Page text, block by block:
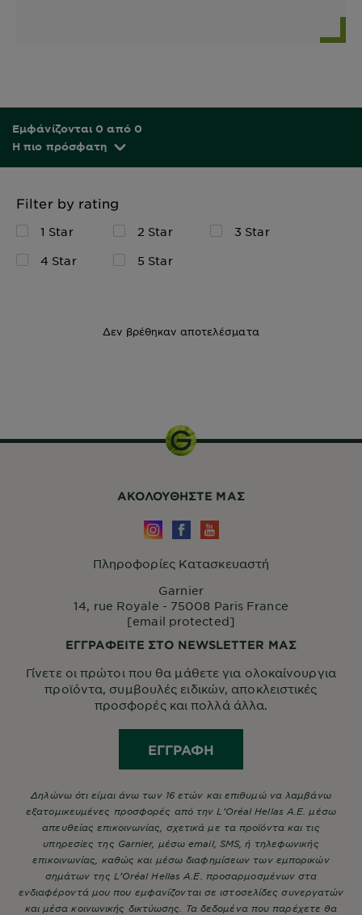
Εμφάνίζονται 0 από 0
Η πιο πρόσφατη
Filter by rating
1 Star 2 Star
3 Star
4 Star
5 Star
Δεν βρέθηκαν αποτελέσματα
ΑΚΟΛΟΥΘHΣΤΕ ΜΑΣ
Πληροφορίες Κατασκευαστή
Garnier
14, rue Royale - 75008 Paris France
[email protected]
ΕΓΓΡΑΦΕΙΤΕ ΣΤΟ NEWSLETTER ΜΑΣ
Γίνετε οι πρώτοι που θα μάθετε για ολοκαίνουργια
προϊόντα, συμβουλές ειδικών, αποκλειστικές
προσφορές και πολλά άλλα.
ΕΓΓΡΑΦΉ
Δηλώνω ότι είμαι άνω των 16 ετών και επιθυμώ να λαμβάνω
εξατομικευμένες προσφορές από την L’Oréal Hellas A.E. μέσω
απευθείας επικοινωνίας, σχετικά με τα προϊόντα και τις
υπηρεσίες της Garnier, μέσω email, SMS, ή τηλεφωνικής
επικοινωνίας, καθώς και μέσω διαφημίσεων των εμπορικών
σημάτων της L’Oréal Hellas A.E. προσαρμοσμένων στα
ενδιαφέροντά μου που εμφανίζονται σε ιστοσελίδες συνεργατών
και μέσα κοινωνικής δικτύωσης. Τα δεδομένα που παρέχετε θα